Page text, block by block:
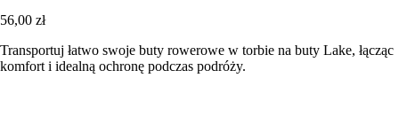
56,00 zł
Transportuj łatwo swoje buty rowerowe w torbie na buty Lake, łącząc
komfort i idealną ochronę podczas podróży.